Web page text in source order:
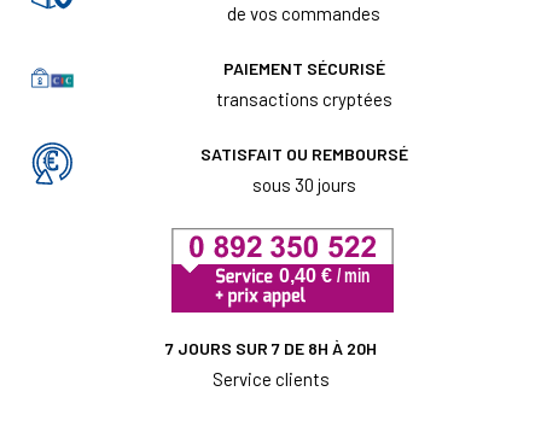
de vos commandes
PAIEMENT SÉCURISÉ
transactions cryptées
SATISFAIT OU REMBOURSÉ
sous 30 jours
7 JOURS SUR 7 DE 8H À 20H
Service clients